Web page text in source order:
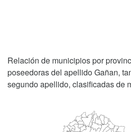
Relación de municipios por
poseedoras del apellido Gañan,
segundo apellido, clasificadas de